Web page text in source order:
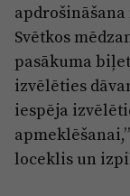
Svētkos
pasākuma
izvēlēties
iespēja
loceklis un